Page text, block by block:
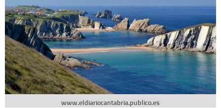
www.eldiariocantabria.publico.es